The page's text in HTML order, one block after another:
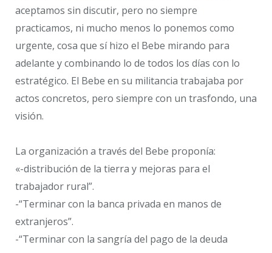
aceptamos sin discutir, pero no siempre
practicamos, ni mucho menos lo ponemos como
urgente, cosa que sí hizo el Bebe mirando para
adelante y combinando lo de todos los días con lo
estratégico. El Bebe en su militancia trabajaba por
actos concretos, pero siempre con un trasfondo, una
visión.
La organización a través del Bebe proponía:
«-distribución de la tierra y mejoras para el
trabajador rural”.
-“Terminar con la banca privada en manos de
extranjeros”.
-“Terminar con la sangría del pago de la deuda